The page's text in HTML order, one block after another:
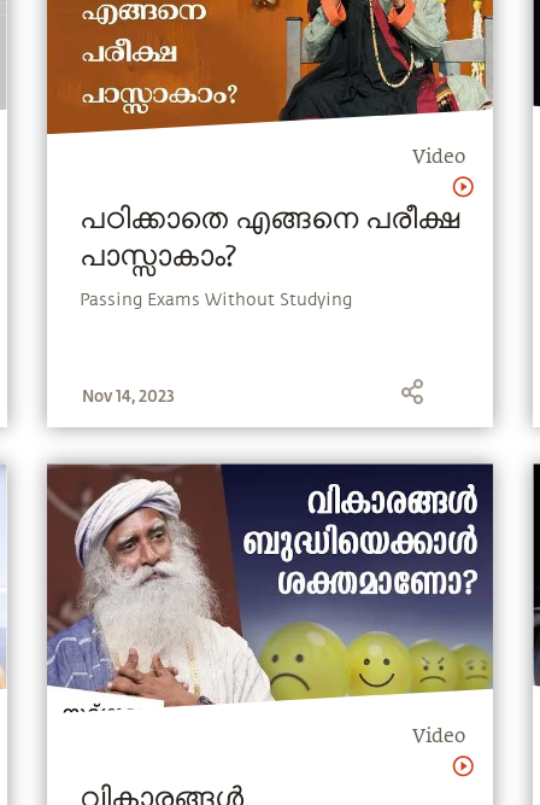
Video
പഠിക്കാതെ എങ്ങനെ പരീക്ഷ
പാസ്സാകാം?
Passing Exams Without Studying
Nov 14, 2023
Video